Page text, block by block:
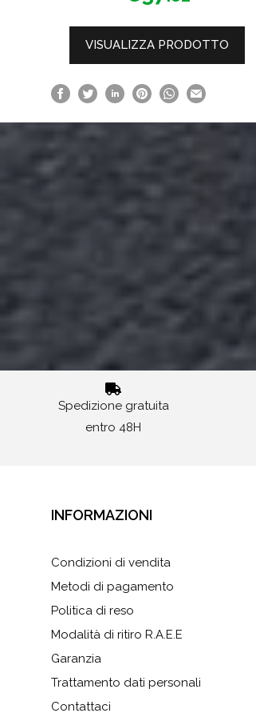
VISUALIZZA PRODOTTO
Spedizione gratuita
entro 48H
INFORMAZIONI
Condizioni di vendita
Metodi di pagamento
Politica di reso
Modalità di ritiro R.A.E.E
Garanzia
Trattamento dati personali
Contattaci